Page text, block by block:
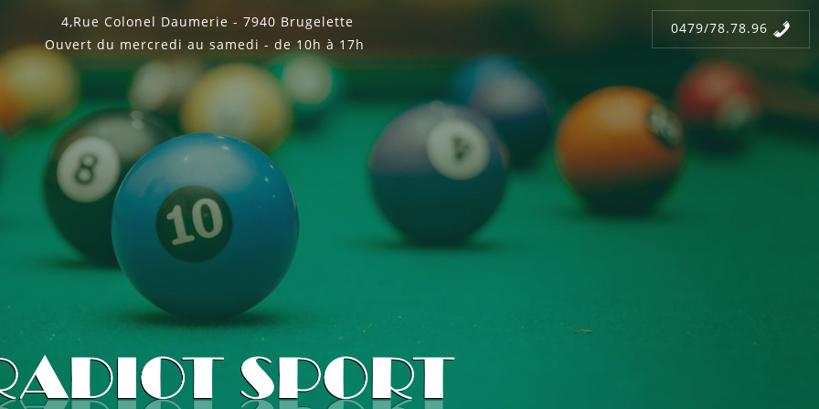
4,Rue Colonel Daumerie - 7940 Brugelette
Ouvert du mercredi au samedi - de 10h à 17h
0479/78.78.96